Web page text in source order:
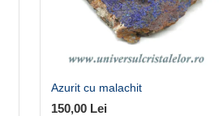
Azurit cu malachit
150,00 Lei